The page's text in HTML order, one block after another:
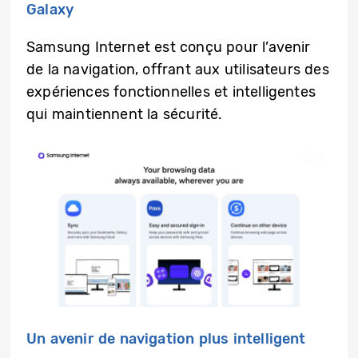
Galaxy
Samsung Internet est conçu pour l’avenir
de la navigation, offrant aux utilisateurs des
expériences fonctionnelles et intelligentes
qui maintiennent la sécurité.
Un avenir de navigation plus intelligent